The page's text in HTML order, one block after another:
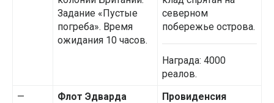
Задание «Пустые
погреба». Время
ожидания 10 часов.
северном
побережье острова.
Награда: 4000
реалов.
—
Флот Эдварда
Провиденсия